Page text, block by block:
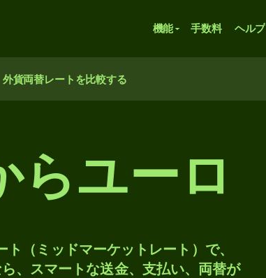
機能 手数料 ヘルプ
外貨両替レートを比較する
らユーロ
（ミッドマーケットレート）で、
、スマートな送金、支払い、両替が